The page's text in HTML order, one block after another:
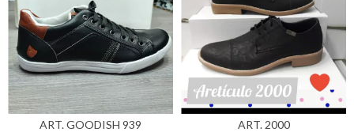
ART. GOODISH 939
ART. 2000